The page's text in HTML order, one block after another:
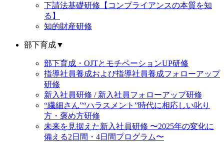
下請法基礎研修【コンプライアンスの本質を知
る】
知的財産研修
部下育成▼
部下育成・OJTとモチベーションUP研修
指導社員養成および指導社員養成フォローアップ
研修
新入社員研修 / 新入社員フォローアップ研修
“繊細さん”“ハラスメント”時代に相応しい叱り
方・褒め方研修
未来を見据えた新入社員研修 〜2025年の変化に
備える2日間・4日間プログラム〜